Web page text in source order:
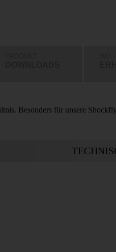
Besonders für unsere